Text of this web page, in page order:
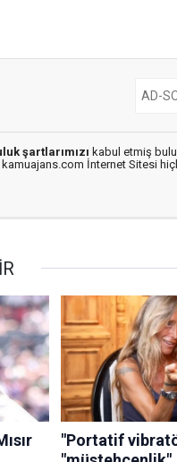
şartlarımızı kabul etmiş
kamuajans.com İnternet Sitesi